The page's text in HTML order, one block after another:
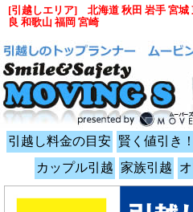
引越し料金の目安 賢く値引き
カップル引越 家族引越
[引越しエリア] 北海道 秋田 岩手 宮城
良 和歌山 福岡 宮崎